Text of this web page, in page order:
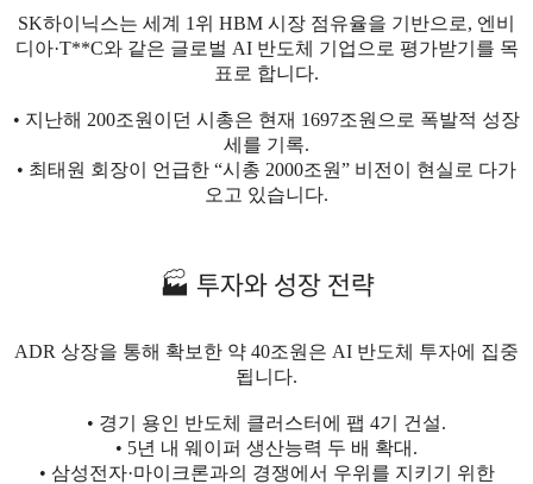
SK하이닉스는 세계 1위 HBM 시장 점유율을 기반으로, 엔비
디아·T**C와 같은 글로벌 AI 반도체 기업으로 평가받기를 목
표로 합니다.
• 지난해 200조원이던 시총은 현재 1697조원으로 폭발적 성장
세를 기록.
• 최태원 회장이 언급한 “시총 2000조원” 비전이 현실로 다가
오고 있습니다.
🏭 투자와 성장 전략
ADR 상장을 통해 확보한 약 40조원은 AI 반도체 투자에 집중
됩니다.
• 경기 용인 반도체 클러스터에 팹 4기 건설.
• 5년 내 웨이퍼 생산능력 두 배 확대.
• 삼성전자·마이크론과의 경쟁에서 우위를 지키기 위한